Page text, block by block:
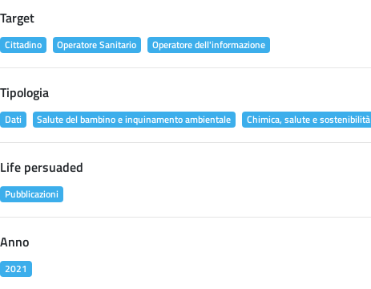
Target
Cittadino Operatore Sanitario Operatore dell'informazione
Tipologia
Dati Salute del bambino e inquinamento ambientale Chimica, salute e sostenibilità
Life persuaded
Pubblicazioni
Anno
2021